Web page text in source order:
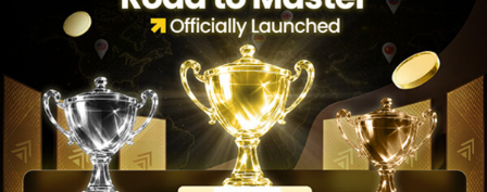
هل يوجد حساب تداول ممول
مجاني أو بدون اختبار؟
ماذا يقصد المستخدم بعبارة
حساب تداول ممول مجاني؟